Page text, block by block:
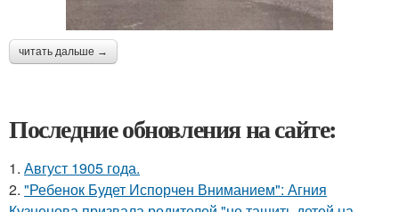
читать дальше →
Последние обновления на сайте:
1. Август 1905 года.
2. "Ребенок Будет Испорчен Вниманием": Агния